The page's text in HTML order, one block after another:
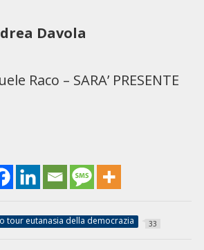
Davola
Raco – SARA’ PRESENTE
tour eutanasia della democrazia 33